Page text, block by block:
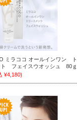
ミラココ オールインワン ト
ト フェイスウオッシュ 80ｇ
¥4,180)